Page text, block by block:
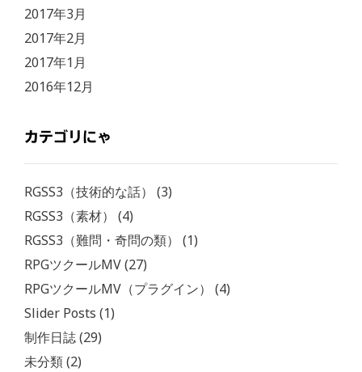
2017年3月
2017年2月
2017年1月
2016年12月
カテゴリにゃ
RGSS3（技術的な話）
(3)
RGSS3（素材）
(4)
RGSS3（難問・奇問の類）
(1)
RPGツクールMV(27)
RPGツクールMV（プラグイン）
(4)
Slider Posts (1)
制作日誌(29)
未分類(2)